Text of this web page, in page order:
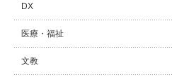
DX
医療・福祉
文教